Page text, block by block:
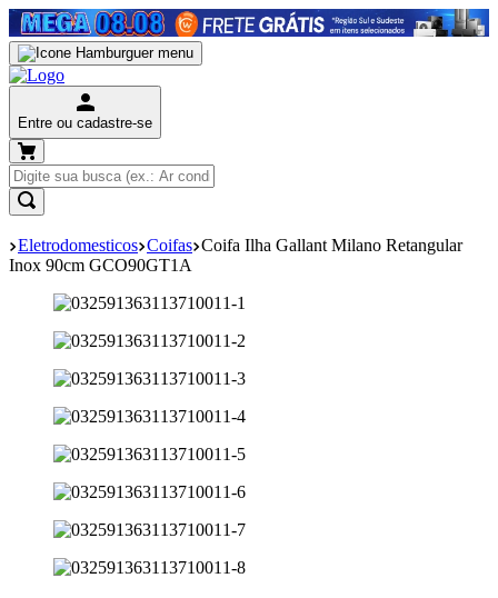
Entre ou cadastre-se
Eletrodomesticos Coifas Coifa Ilha Gallant Milano Retangular
Inox 90cm GCO90GT1A